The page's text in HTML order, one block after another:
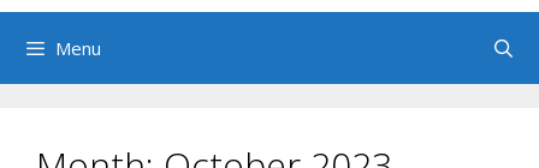
Menu